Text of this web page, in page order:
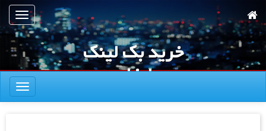
به
محتوای
اصلی
ناوبری
خرید بک لینک
ارزان
ناوبری